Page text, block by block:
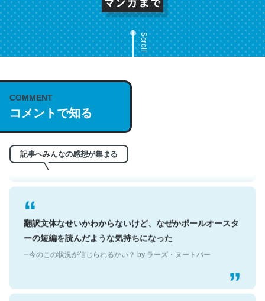
Scroll
COMMENT
コメントで知る
記事へみんなの感想が集まる
これは名文。彼はとてもクレバーなんだろうなと凄く思
う。英語少しでも読める人は原文もお勧め。自分はこの流
れ好き。Let’s Fucking Go. Then Covid hit. Shit.
翻訳文体なせいかわからないけど、なぜかポールオースタ
ーの短編を読んだような気持ちになった
─今のこの状況が信じられるかい？ by ラーズ・ヌートバー